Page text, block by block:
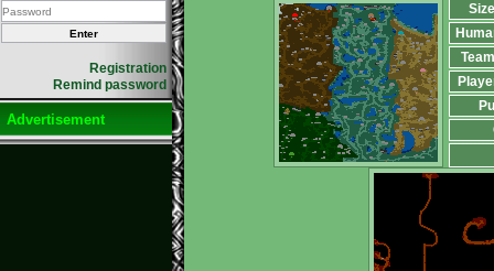
Registration
Remind password
Advertisement
Size